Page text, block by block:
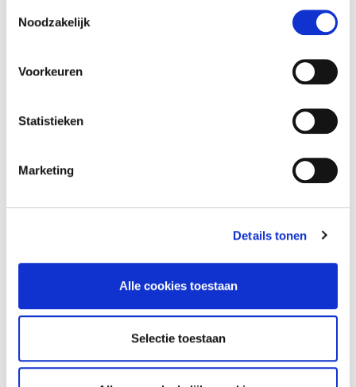
Noodzakelijk
Voorkeuren
Statistieken
Marketing
Details tonen
Alle cookies toestaan
Selectie toestaan
E-mailadres